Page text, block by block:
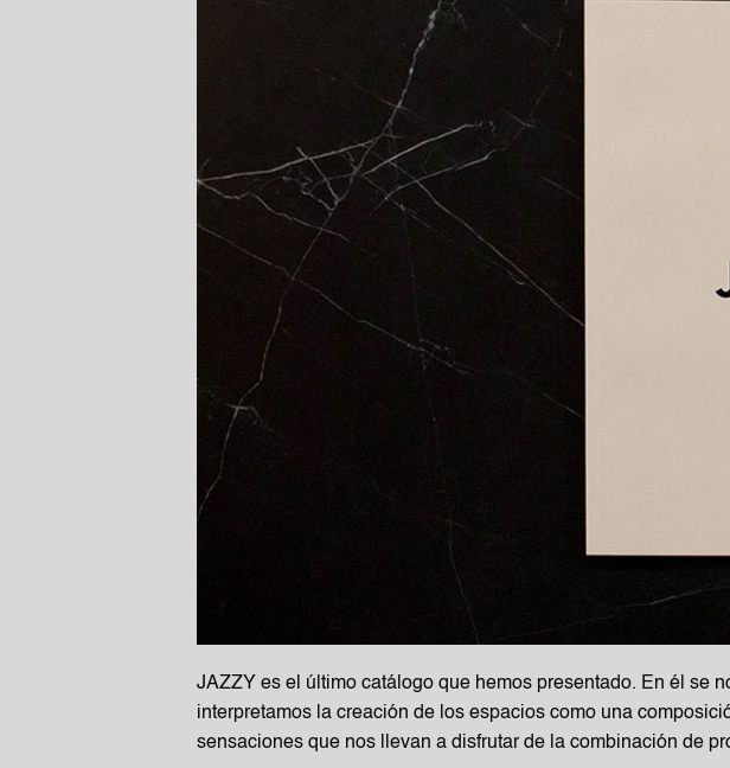
JAZZY es el último catálogo que hemos presentado. En él se
interpretamos la creación de los espacios como una
sensaciones que nos llevan a disfrutar de la combinación de